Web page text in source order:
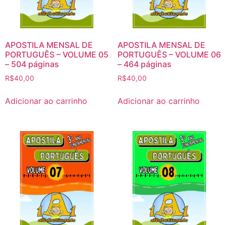
APOSTILA MENSAL DE
PORTUGUÊS – VOLUME 05
– 504 páginas
R$40,00
Adicionar ao carrinho
APOSTILA MENSAL DE
PORTUGUÊS – VOLUME 06
– 464 páginas
R$40,00
Adicionar ao carrinho